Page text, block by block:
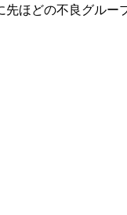
ほどの不良グルー